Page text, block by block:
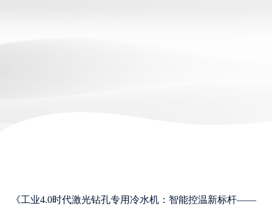
《工业4.0时代激光钻孔专用冷水机：智能控温新标杆——